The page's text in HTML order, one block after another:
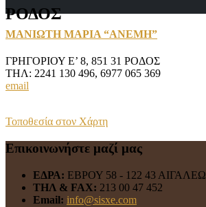
ΡΟΔΟΣ
ΜΑΝΙΩΤΗ ΜΑΡΙΑ “ΑΝΕΜΗ”
ΓΡΗΓΟΡΙΟΥ Ε’ 8, 851 31 ΡΟΔΟΣ
ΤΗΛ: 2241 130 496, 6977 065 369
email
Τοποθεσία στον Χάρτη
Επικοινωνήστε μαζί μας
ΕΔΡΑ: ΕΒΡΟΥ 58 - 122 43 ΑΙΓΑΛΕΩ
ΤΗΛ & FAX: 213 00 47 452
Email: info@sisxe.com